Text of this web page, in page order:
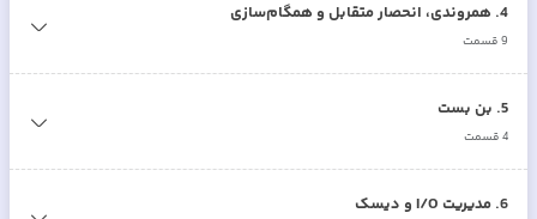
4
. همروندی، انحصار متقابل و همگام‌سازی
9قسمت
5
. بن بست
4قسمت
6
. مدیریت I/O و دیسک